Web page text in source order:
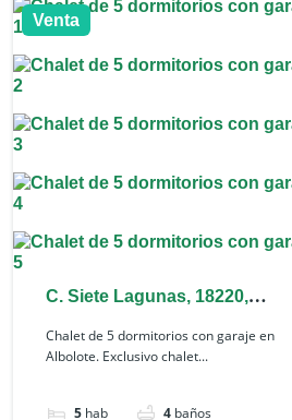
Venta
C. Siete Lagunas, 18220,
Granada, España
Chalet de 5 dormitorios con garaje en
Albolote. Exclusivo chalet...
5 hab 4 baños